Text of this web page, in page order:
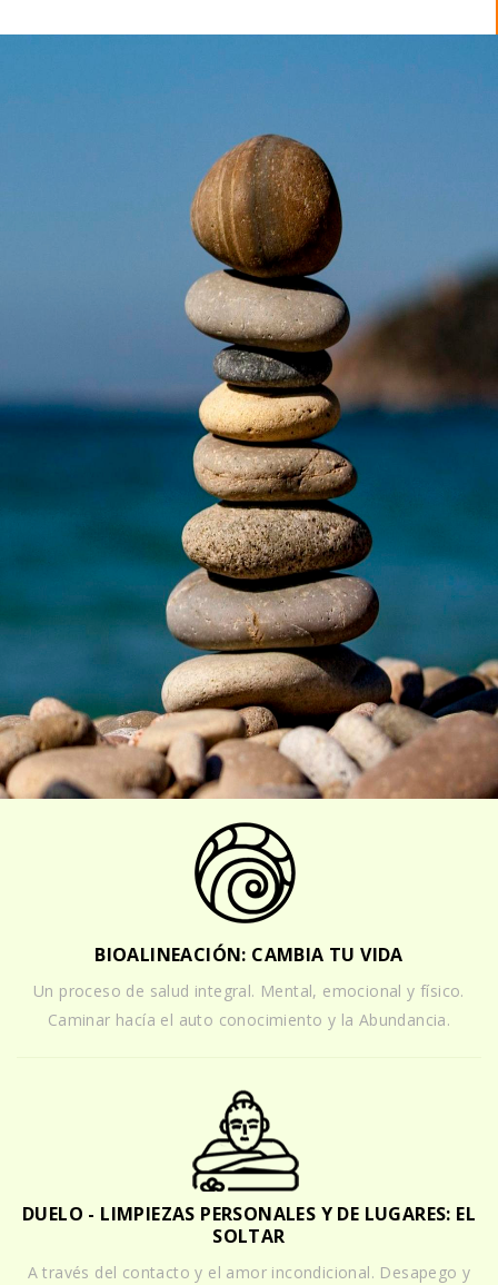
BIOALINEACIÓN: CAMBIA TU VIDA
Un proceso de salud integral. Mental, emocional y físico.
Caminar hacía el auto conocimiento y la Abundancia.
DUELO - LIMPIEZAS PERSONALES Y DE LUGARES: EL
SOLTAR
A través del contacto y el amor incondicional. Desapego y